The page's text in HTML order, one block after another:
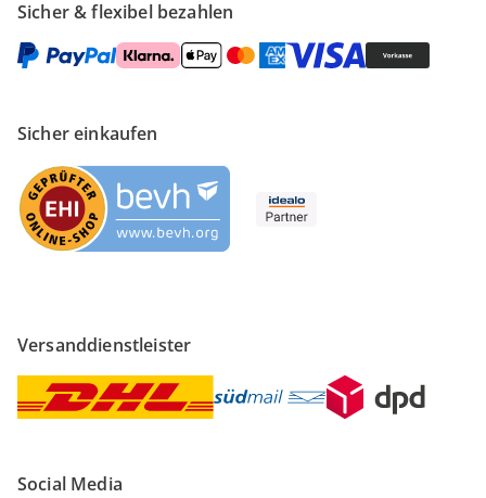
Sicher & flexibel bezahlen
Sicher einkaufen
Versanddienstleister
Social Media